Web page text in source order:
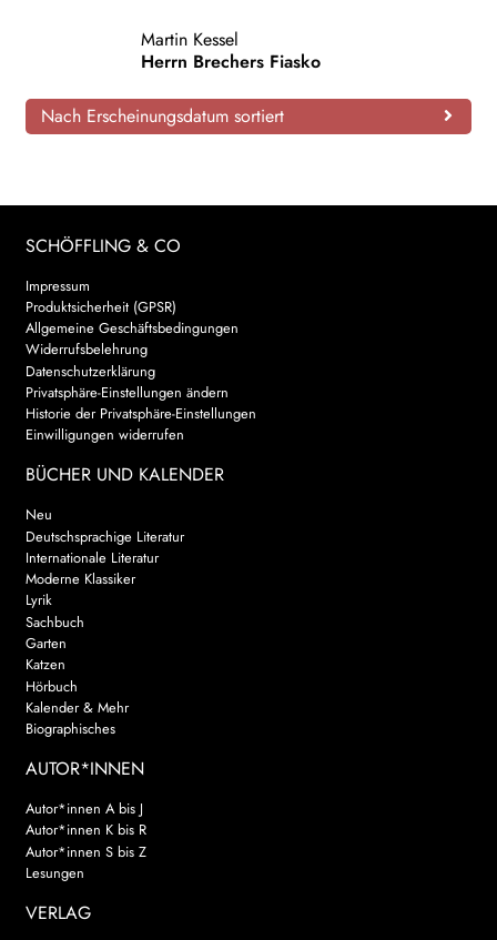
Search:
Martin Kessel
Herrn Brechers Fiasko
Nach Erscheinungsdatum sortiert
SCHÖFFLING & CO
Impressum
Produktsicherheit (GPSR)
Allgemeine Geschäftsbedingungen
Widerrufsbelehrung
Datenschutzerklärung
Privatsphäre-Einstellungen ändern
Historie der Privatsphäre-Einstellungen
Einwilligungen widerrufen
BÜCHER UND KALENDER
Neu
Deutschsprachige Literatur
Internationale Literatur
Moderne Klassiker
Lyrik
Sachbuch
Garten
Katzen
Hörbuch
Kalender & Mehr
Biographisches
AUTOR*INNEN
Autor*innen A bis J
Autor*innen K bis R
Autor*innen S bis Z
Lesungen
VERLAG